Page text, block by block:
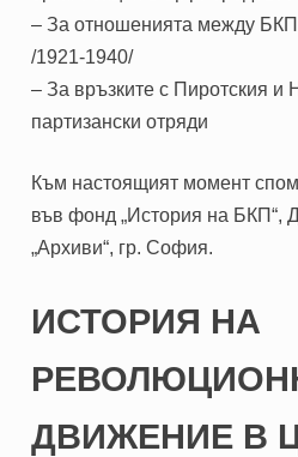
– За отношенията между
/1921-1940/
– За връзките с Пиротския и
партизански отряди
Към настоящият момент
във фонд „История на БКП“,
„Архиви“, гр. София.
ИСТОРИЯ НА
ДВИЖЕНИЕ В